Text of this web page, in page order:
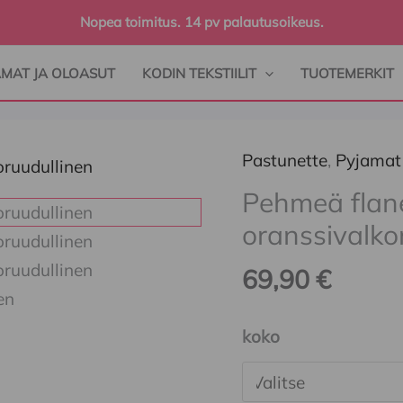
Nopea toimitus. 14 pv palautusoikeus.
JA OLOASUT KODIN TEKSTIILIT TUOTEMERKIT
Pastunette, Pyjamat
Pehmeä
69,90€
koko
Pehmeä
flanelipyjama,
määrä